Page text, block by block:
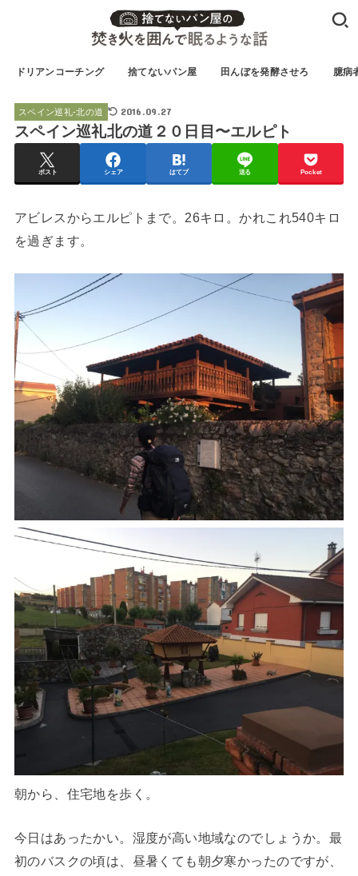
ドリアンコーチング 捨てないパン屋 田んぼを発酵させろ 臆病
スペイン巡礼-北の道 2016.09.27
スペイン巡礼北の道２０日目〜エルピト
ポスト シェア はてブ 送る Pocket
アビレスからエルピトまで。26キロ。かれこれ540キロ
を過ぎます。
朝から、住宅地を歩く。
今日はあったかい。湿度が高い地域なのでしょうか。最
初のバスクの頃は、昼暑くても朝夕寒かったのですが、